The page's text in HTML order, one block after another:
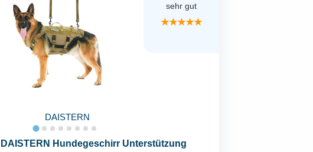
DAISTERN
sehr gut
★★★★★
DAISTERN Hundegeschirr Unterstützung